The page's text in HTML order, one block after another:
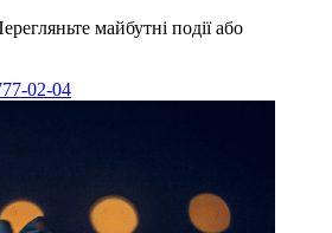
майбутні події або
02-04